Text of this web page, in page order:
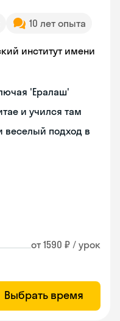
10 лет опыта
институт имени
'Ералаш'
и учился там
веселый подход в
от 1590 ₽ / урок
Выбрать время